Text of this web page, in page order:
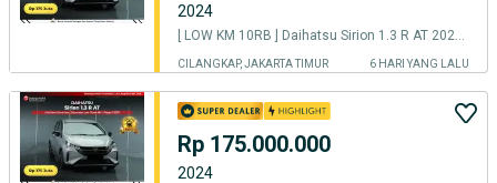
2024
[ LOW KM 10RB ] Daihatsu Sirion 1.3 R AT 2024/2025
CILANGKAP, JAKARTA TIMUR 6 HARI YANG LALU
Rp 175.000.000
2024